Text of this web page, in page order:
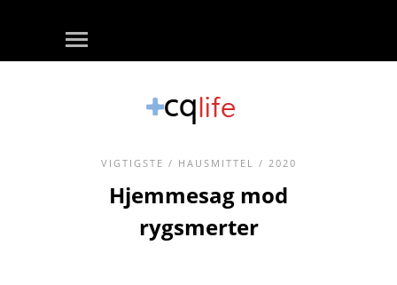
VIGTIGSTE / HAUSMITTEL / 2020
Hjemmesag mod
rygsmerter